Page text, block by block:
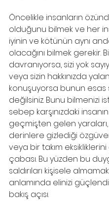
Öncelikle insanların
olduğunu bilmek ve her
iyinin ve kötünün aynı
olacağını bilmek gerekir.
davranıyorsa, sizi yok
veya sizin hakkınızda
konuşuyorsa bunun esas
değilsiniz. Bunu bilmenizi
sebep karşınızdaki insanın
geçmişten gelen
derinlere gizlediği
veya bir takım
çabası. Bu yüzden bu
saldırıları kişisele
anlamında elinizi
bakış açısı.